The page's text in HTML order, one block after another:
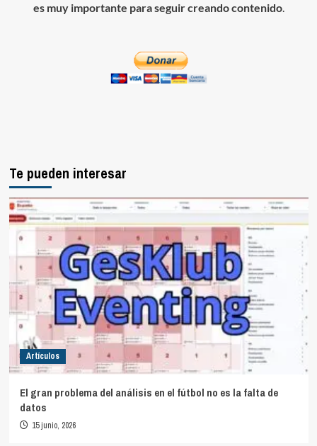
es muy importante para seguir creando contenido.
Te pueden interesar
Artículos
El gran problema del análisis en el fútbol no es la falta de
datos
15 junio, 2026